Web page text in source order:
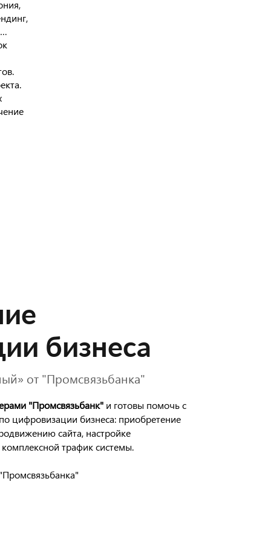
бизнеса
от "Промсвязьбанка"
"Промсвязьбанк" и готовы помочь с
цифровизации бизнеса: приобретение
сайта, настройке
трафик системы.